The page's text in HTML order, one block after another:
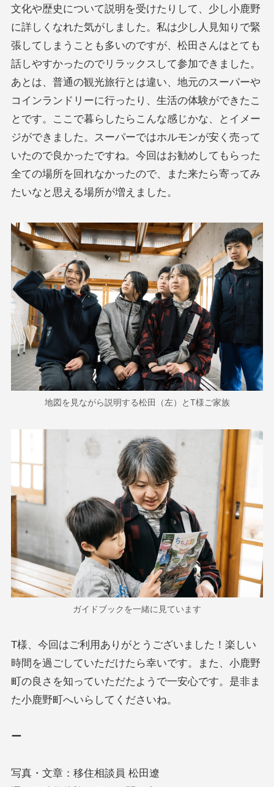
文化や歴史について説明を受けたりして、少し小鹿野
に詳しくなれた気がしました。私は少し人見知りで緊
張してしまうことも多いのですが、松田さんはとても
話しやすかったのでリラックスして参加できました。
あとは、普通の観光旅行とは違い、地元のスーパーや
コインランドリーに行ったり、生活の体験ができたこ
とです。ここで暮らしたらこんな感じかな、とイメー
ジができました。スーパーではホルモンが安く売って
いたので良かったですね。今回はお勧めしてもらった
全ての場所を回れなかったので、また来たら寄ってみ
たいなと思える場所が増えました。
地図を見ながら説明する松田（左）とT様ご家族
ガイドブックを一緒に見ています
T様、今回はご利用ありがとうございました！楽しい
時間を過ごしていただけたら幸いです。また、小鹿野
町の良さを知っていただたようで一安心です。是非ま
た小鹿野町へいらしてくださいね。
ー
写真・文章：移住相談員 松田遼